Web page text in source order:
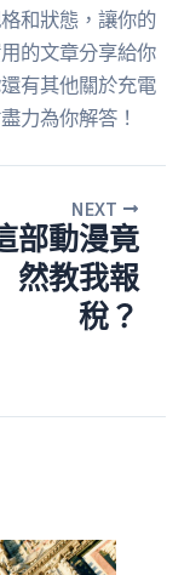
和狀態，讓你的
的文章分享給你
有其他關於充電
力為你解答！
NEXT
部動漫竟
然教我報
稅？